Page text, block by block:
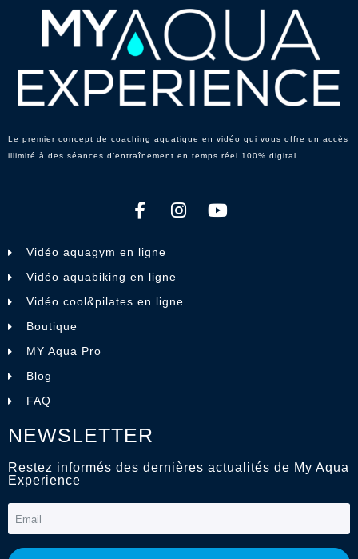
Le premier concept de coaching aquatique en vidéo qui vous offre un accès
illimité à des séances d’entraînement en temps réel 100% digital
Vidéo aquagym en ligne
Vidéo aquabiking en ligne
Vidéo cool&pilates en ligne
Boutique
MY Aqua Pro
Blog
FAQ
NEWSLETTER
Restez informés des dernières actualités de My Aqua
Experience